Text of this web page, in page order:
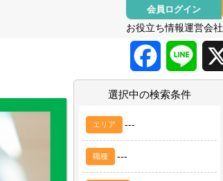
会員ログイン
お役立ち情報運営会社
選択中の検索条件
エリア ---
職種 ---